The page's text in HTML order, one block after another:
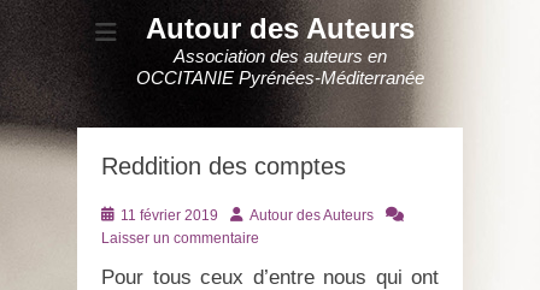
Autour des Auteurs
Association des auteurs en
OCCITANIE Pyrénées-Méditerranée
Reddition des comptes
Posté
le
11 février 2019 AuteurAutour des Auteurs
Laisser un commentaire
Pour tous ceux d’entre nous qui ont